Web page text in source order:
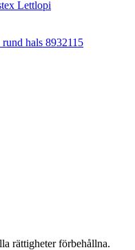
Lettlopi
rättigheter förbehållna.